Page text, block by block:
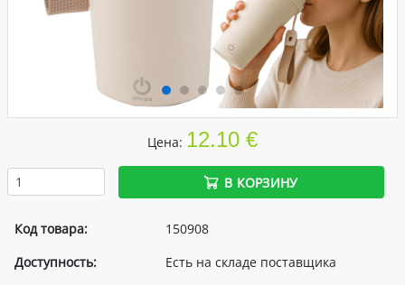
Цена: 12.10 €
В КОРЗИНУ
Код товара:
150908
Доступность:
Есть на складе поставщика